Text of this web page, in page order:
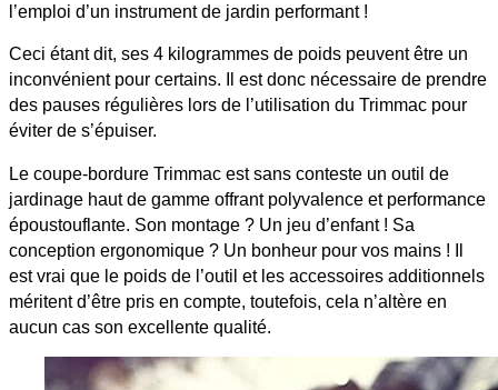
l’emploi d’un instrument de jardin performant !
Ceci étant dit, ses 4 kilogrammes de poids peuvent être un
inconvénient pour certains. Il est donc nécessaire de prendre
des pauses régulières lors de l’utilisation du Trimmac pour
éviter de s’épuiser.
Le coupe-bordure Trimmac est sans conteste un outil de
jardinage haut de gamme offrant polyvalence et performance
époustouflante. Son montage ? Un jeu d’enfant ! Sa
conception ergonomique ? Un bonheur pour vos mains ! Il
est vrai que le poids de l’outil et les accessoires additionnels
méritent d’être pris en compte, toutefois, cela n’altère en
aucun cas son excellente qualité.